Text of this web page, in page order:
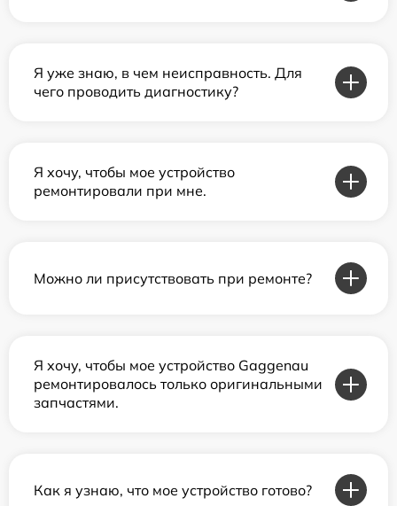
Я уже знаю, в чем неисправность. Для
чего проводить диагностику?
Я хочу, чтобы мое устройство
ремонтировали при мне.
Можно ли присутствовать при ремонте?
Я хочу, чтобы мое устройство Gaggenau
ремонтировалось только оригинальными
запчастями.
Как я узнаю, что мое устройство готово?